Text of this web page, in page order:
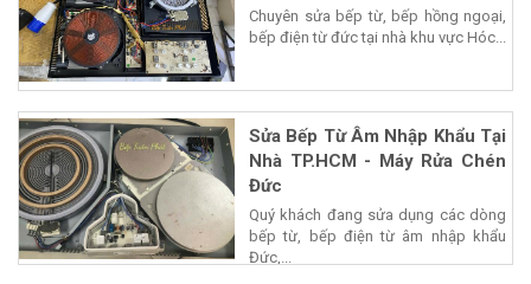
Chuyên sửa bếp từ, bếp hồng ngoại,
bếp điện từ đức tại nhà khu vực Hóc...
Sửa Bếp Từ Âm Nhập Khẩu Tại
Nhà TP.HCM - Máy Rửa Chén
Đức
Quý khách đang sửa dụng các dòng
bếp từ, bếp điện từ âm nhập khẩu
Đức,...